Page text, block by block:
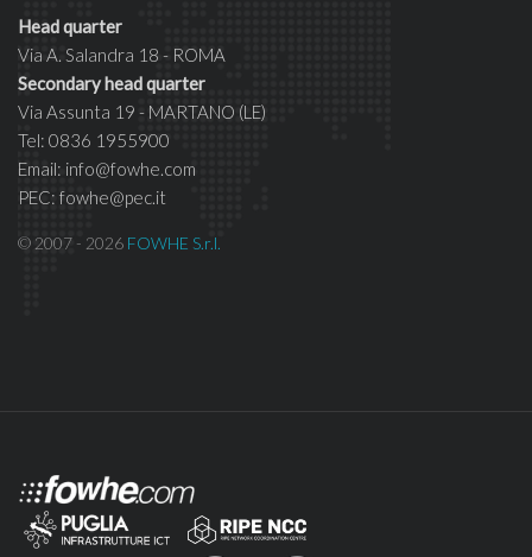
Head quarter
Via A. Salandra 18 - ROMA
Secondary head quarter
Via Assunta 19 - MARTANO (LE)
Tel: 0836 1955900
Email: info@fowhe.com
PEC: fowhe@pec.it
© 2007 - 2026 FOWHE S.r.l.